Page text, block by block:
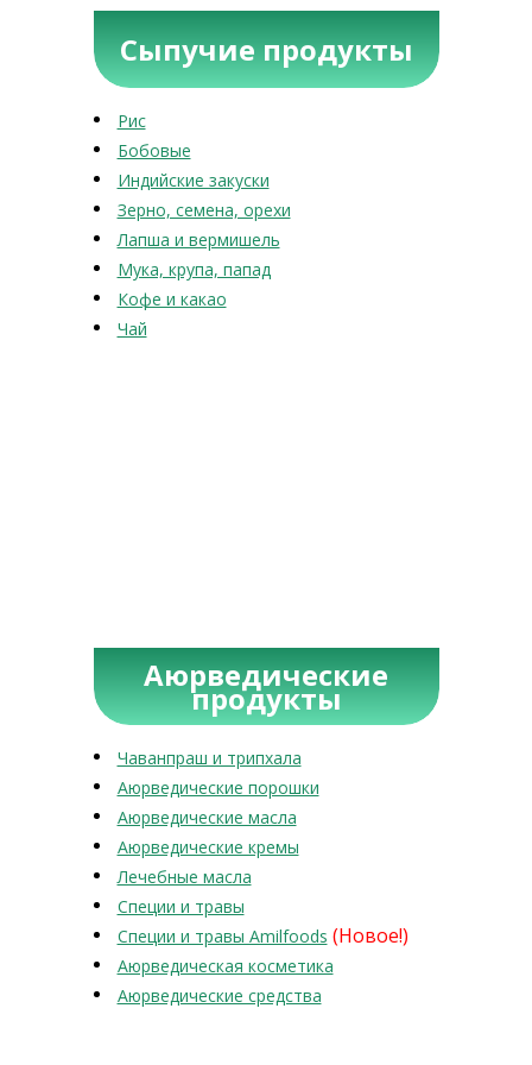
Сыпучие продукты
Рис
Бобовые
Индийские закуски
Зерно, семена, орехи
Лапша и вермишель
Мука, крупа, папад
Кофе и какао
Чай
Аюрведические
продукты
Чаванпраш и трипхала
Аюрведические порошки
Аюрведические масла
Аюрведические кремы
Лечебные масла
Специи и травы
Специи и травы Amilfoods (Новое!)
Аюрведическая косметика
Аюрведические средства